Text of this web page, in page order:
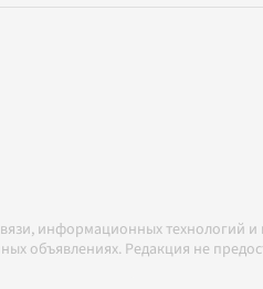
информационных технологий
объявлениях. Редакция не